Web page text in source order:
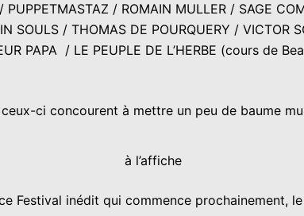
/ ROMAIN MULLER / SAGE
SOULS / THOMAS DE POURQUERY / VICTOR
PAPA / LE PEUPLE DE L’HERBE (cours de
ci concourent à mettre un peu de baume
à l’affiche
Festival inédit qui commence prochainement,